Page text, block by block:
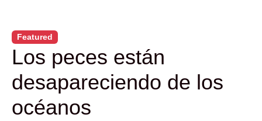
Featured
Los peces están
desapareciendo de los
océanos